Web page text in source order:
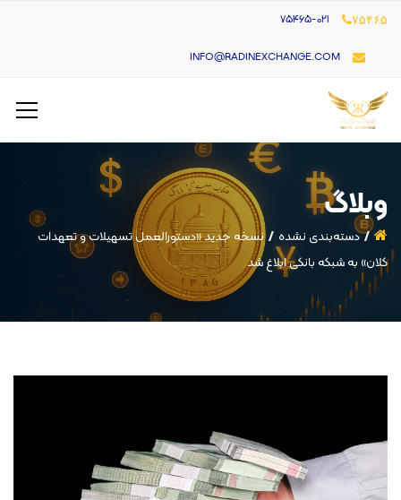
۷۵۴۶۵
INFO@RADINEXCHANGE.COM
وبلاگ
دسته‌بندی نشده
نسخه جدید «دستورالعمل تسهیلات و تعهدات
کلان» به شبکه بانکی ابلاغ شد